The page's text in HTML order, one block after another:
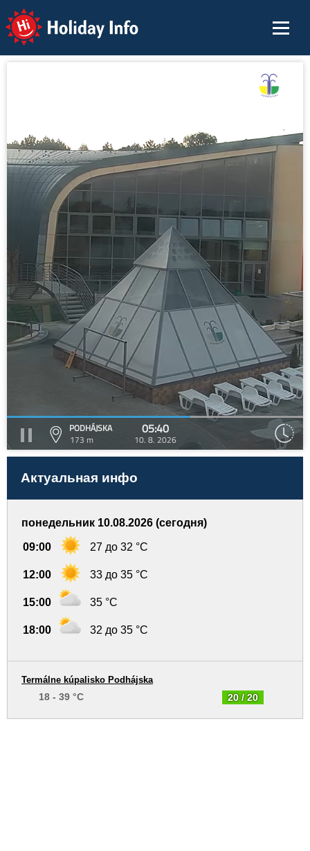
Holiday Info
PODHÁJSKA
173 m
05:40
10. 8. 2026
Актуальная инфо
понедельник 10.08.2026 (сегодня)
09:00 27 до 32 °C
12:00 33 до 35 °C
15:00 35 °C
18:00 32 до 35 °C
20 / 20
Termálne kúpalisko Podhájska
18 - 39 °C